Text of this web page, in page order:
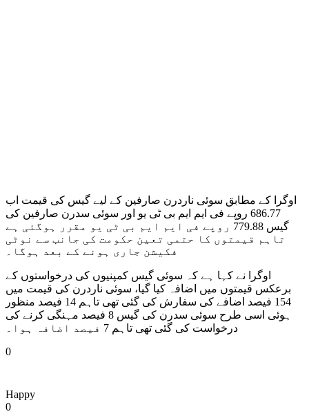
اوگرا کے مطابق سوئی ناردرن صارفین کے لیے گیس کی قیمت اب
686.77 روپے فی ایم ایم بی ٹی یو اور سوئی سدرن صارفین کی
گیس 779.88 روپے فی ایم ایم بی ٹی یو مقرر ہوگئی ہے
تاہم قیمتوں کا حتمی تعین حکومت کی جانب سے نوٹی
فکیشن جاری ہونے کے بعد ہوگا۔
اوگرا نے کہا ہے کہ سوئی گیس کمپنیوں کی درخواستوں کے
برعکس قیمتوں میں اضافہ کیا گیا، سوئی ناردرن کی قیمت میں
154 فیصد اضافے کی سفارش کی گئی تھی تاہم 14 فیصد منظور
ہوئی اسی طرح سوئی سدرن کی گیس 8 فیصد مہنگی کرنے کی
درخواست کی گئی تھی تاہم 7 فیصد اضافہ ہوا۔
0
Happy
0